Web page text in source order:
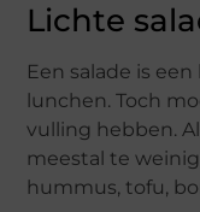
Lichte
Een salade is
lunchen. Toch
vulling hebben.
meestal te
hummus, tofu,